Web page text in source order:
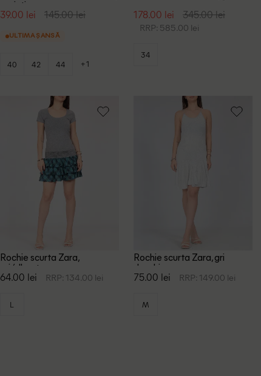
argintiu
39.00 lei 145.00 lei
ULTIMA ȘANSĂ
40 42 44 +1
178.00 lei 345.00 lei
RRP: 585.00 lei
34
Rochie scurta Zara,
gri/albastru
64.00 lei RRP: 134.00 lei
L
Rochie scurta Zara, gri
deschis
75.00 lei RRP: 149.00 lei
M